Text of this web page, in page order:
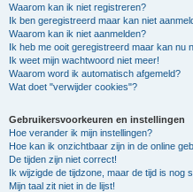
Waarom kan ik niet registreren?
Ik ben geregistreerd maar kan niet
Waarom kan ik niet aanmelden?
Ik heb me ooit geregistreerd maar kan nu
Ik weet mijn wachtwoord niet meer!
Waarom word ik automatisch afgemeld?
Wat doet "verwijder cookies"?
Gebruikersvoorkeuren en instellingen
Hoe verander ik mijn instellingen?
Hoe kan ik onzichtbaar zijn in de online
De tijden zijn niet correct!
Ik wijzigde de tijdzone, maar de tijd is nog
Mijn taal zit niet in de lijst!